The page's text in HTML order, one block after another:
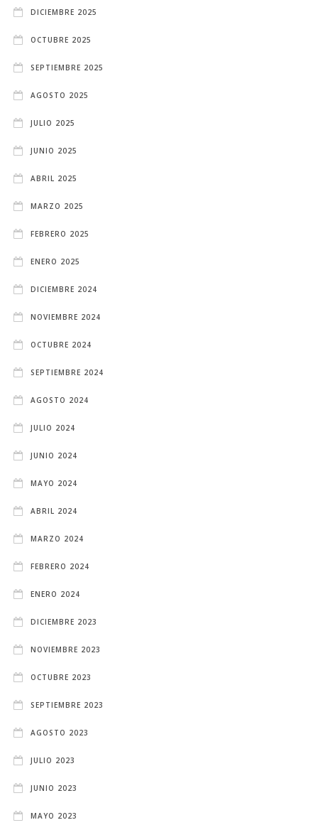
DICIEMBRE 2025
OCTUBRE 2025
SEPTIEMBRE 2025
AGOSTO 2025
JULIO 2025
JUNIO 2025
ABRIL 2025
MARZO 2025
FEBRERO 2025
ENERO 2025
DICIEMBRE 2024
NOVIEMBRE 2024
OCTUBRE 2024
SEPTIEMBRE 2024
AGOSTO 2024
JULIO 2024
JUNIO 2024
MAYO 2024
ABRIL 2024
MARZO 2024
FEBRERO 2024
ENERO 2024
DICIEMBRE 2023
NOVIEMBRE 2023
OCTUBRE 2023
SEPTIEMBRE 2023
AGOSTO 2023
JULIO 2023
JUNIO 2023
MAYO 2023